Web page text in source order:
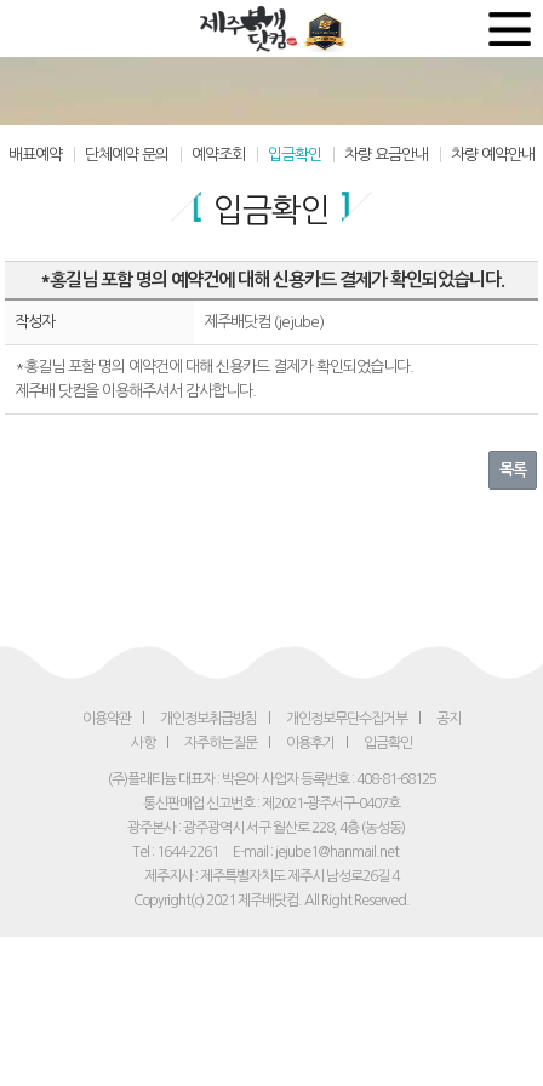
배표예약 단체예약 문의 예약조회 입금확인 차량 요금안내 차량 예약안내
입금확인
*홍길님 포함 명의 예약건에 대해 신용카드 결제가 확인되었습니다.
작성자 제주배닷컴 (jejube)
*홍길님 포함 명의 예약건에 대해 신용카드 결제가 확인되었습니다.
제주배 닷컴을 이용해주셔서 감사합니다.
목록
이용약관 개인정보취급방침 개인정보무단수집거부
공지
사항
자주하는질문 이용후기 입금확인
(주)플래티늄 대표자 : 박은아 사업자 등록번호 : 408-81-68125
통신판매업 신고번호 : 제2021-광주서구-0407호
광주본사 : 광주광역시 서구 월산로 228, 4층 (농성동)
Tel : 1644-2261
E-mail : jejube1@hanmail.net
제주지사 : 제주특별자치도 제주시 남성로26길 4
Copyright(c) 2021 제주배닷컴. All Right Reserved.